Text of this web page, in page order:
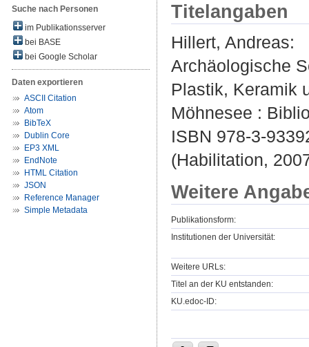
Suche nach Personen
im Publikationsserver
bei BASE
bei Google Scholar
Daten exportieren
ASCII Citation
Atom
BibTeX
Dublin Core
EP3 XML
EndNote
HTML Citation
JSON
Reference Manager
Simple Metadata
Titelangaben
Hillert, Andreas:
Archäologische
Plastik, Keramik
Möhnesee :
ISBN 978-3-
(Habilitation,
Weitere
Publikationsform:
Institutionen der Universität:
Weitere URLs:
Titel an der KU entstanden:
KU.edoc-ID: